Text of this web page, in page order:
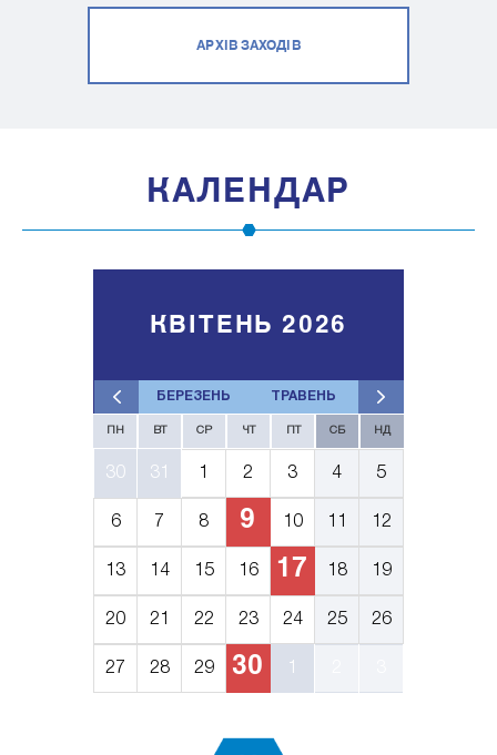
АРХІВ ЗАХОДІВ
КАЛЕНДАР
БЕРЕЗЕНЬ ТРАВЕНЬ
КВІТЕНЬ 2026
ПН ВТ СР ЧТ ПТ СБ НД
30 31 1 2 3 4 5
6 7 8 9 10 11 12
13 14 15 16 17 18 19
20 21 22 23 24 25 26
27 28 29 30 1